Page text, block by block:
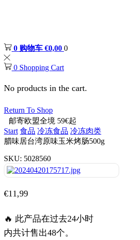
0 购物车 €0,00 0
0 Shopping Cart
No products in the cart.
Return To Shop
邮寄欧盟全境 59€起
Start 食品 冷冻食品 冷冻肉类
腊味居台湾原味玉米烤肠500g
SKU: 5028560
€11,99
🔥 此产品在过去24小时
内共计售出48个。